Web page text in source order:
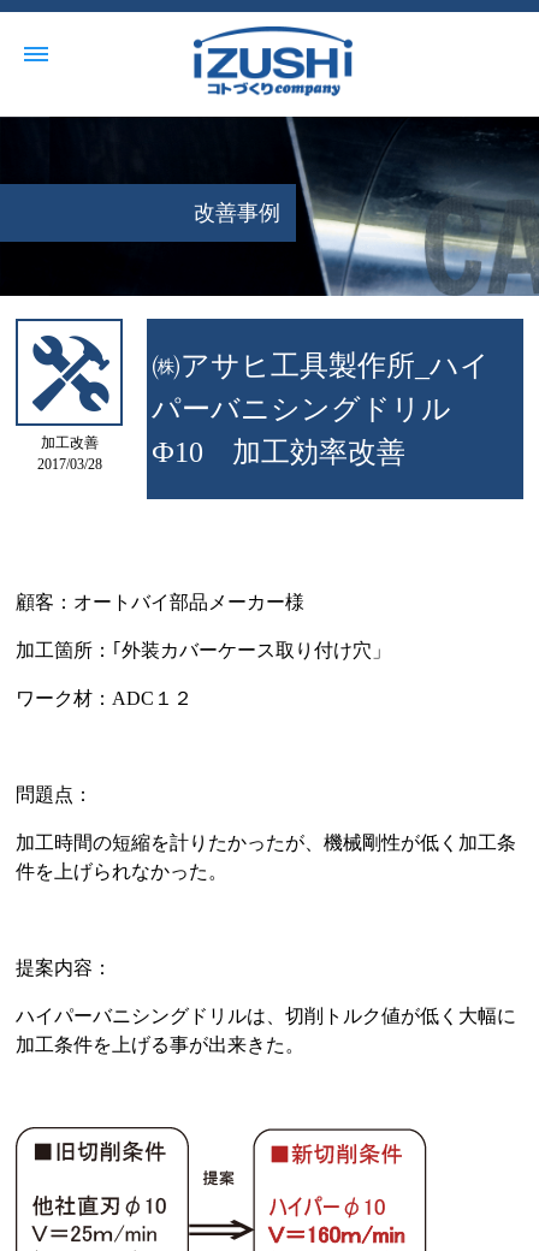
改善事例
加工改善
2017/03/28
㈱アサヒ工具製作所_ハイ
パーバニシングドリル
Ф10 加工効率改善
顧客：オートバイ部品メーカー様
加工箇所：｢外装カバーケース取り付け穴」
ワーク材：ADC１２
問題点：
加工時間の短縮を計りたかったが、機械剛性が低く加工条
件を上げられなかった。
提案内容：
ハイパーバニシングドリルは、切削トルク値が低く大幅に
加工条件を上げる事が出来きた。